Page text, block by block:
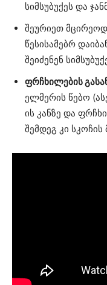
სიმსუბუქეს და
შეურიეთ
წესისამებრ
შეიძენენ
ფრჩხილების
ელმერის წებო
ის კანზე და
შემდეგ კი